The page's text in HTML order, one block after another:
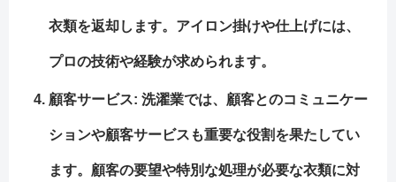
衣類を返却します。アイロン掛けや仕上げには、
プロの技術や経験が求められます。
顧客サービス: 洗濯業では、顧客とのコミュニケー
ションや顧客サービスも重要な役割を果たしてい
ます。顧客の要望や特別な処理が必要な衣類に対